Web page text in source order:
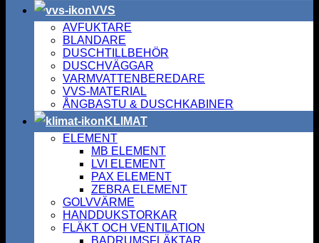
VVS
AVFUKTARE
BLANDARE
DUSCHTILLBEHÖR
DUSCHVÄGGAR
VARMVATTENBEREDARE
VVS-MATERIAL
ÅNGBASTU & DUSCHKABINER
KLIMAT
ELEMENT
MB ELEMENT
LVI ELEMENT
PAX ELEMENT
ZEBRA ELEMENT
GOLVVÄRME
HANDDUKSTORKAR
FLÄKT OCH VENTILATION
BADRUMSFLÄKTAR